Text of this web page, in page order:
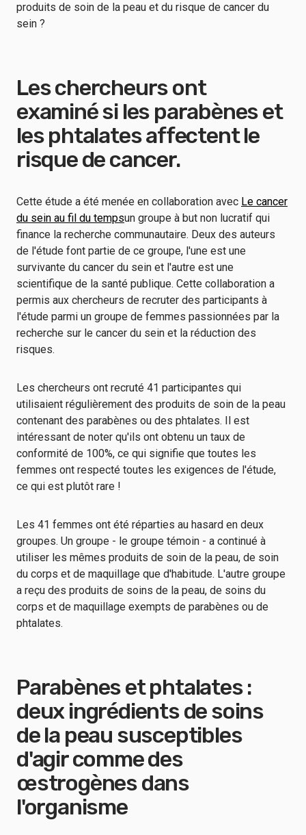
produits de soin de la peau et du risque de cancer du
sein ?
Les chercheurs ont
examiné si les parabènes et
les phtalates affectent le
risque de cancer.
Cette étude a été menée en collaboration avec Le cancer
du sein au fil du tempsun groupe à but non lucratif qui
finance la recherche communautaire. Deux des auteurs
de l'étude font partie de ce groupe, l'une est une
survivante du cancer du sein et l'autre est une
scientifique de la santé publique. Cette collaboration a
permis aux chercheurs de recruter des participants à
l'étude parmi un groupe de femmes passionnées par la
recherche sur le cancer du sein et la réduction des
risques.
Les chercheurs ont recruté 41 participantes qui
utilisaient régulièrement des produits de soin de la peau
contenant des parabènes ou des phtalates. Il est
intéressant de noter qu'ils ont obtenu un taux de
conformité de 100%, ce qui signifie que toutes les
femmes ont respecté toutes les exigences de l'étude,
ce qui est plutôt rare !
Les 41 femmes ont été réparties au hasard en deux
groupes. Un groupe - le groupe témoin - a continué à
utiliser les mêmes produits de soin de la peau, de soin
du corps et de maquillage que d'habitude. L'autre groupe
a reçu des produits de soins de la peau, de soins du
corps et de maquillage exempts de parabènes ou de
phtalates.
Parabènes et phtalates :
deux ingrédients de soins
de la peau susceptibles
d'agir comme des
œstrogènes dans
l'organisme